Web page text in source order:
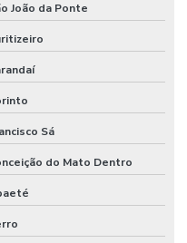
João da Ponte
Sá
do Mato Dentro